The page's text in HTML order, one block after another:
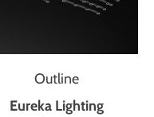
Outline
Eureka Lighting